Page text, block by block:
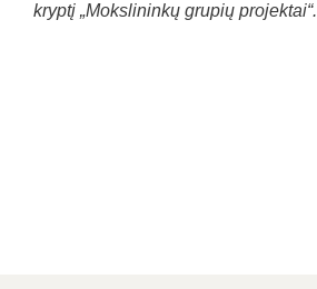
kryptį „Mokslininkų grupių projektai“.